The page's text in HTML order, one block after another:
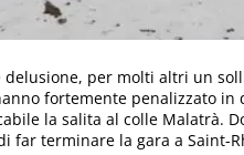
per molti altri un
fortemente penalizzato
la salita al colle Malatrà.
far terminare la gara a Saint-